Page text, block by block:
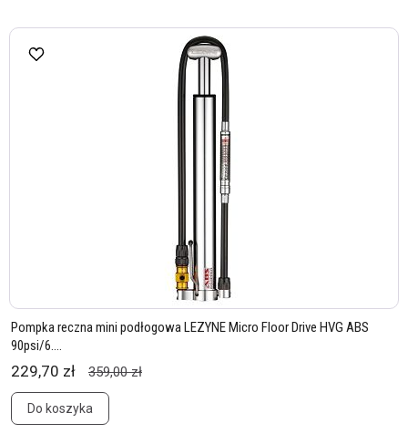
Pompka reczna mini podłogowa LEZYNE Micro Floor Drive HVG ABS
90psi/6....
229,70 zł 359,00 zł
Do koszyka